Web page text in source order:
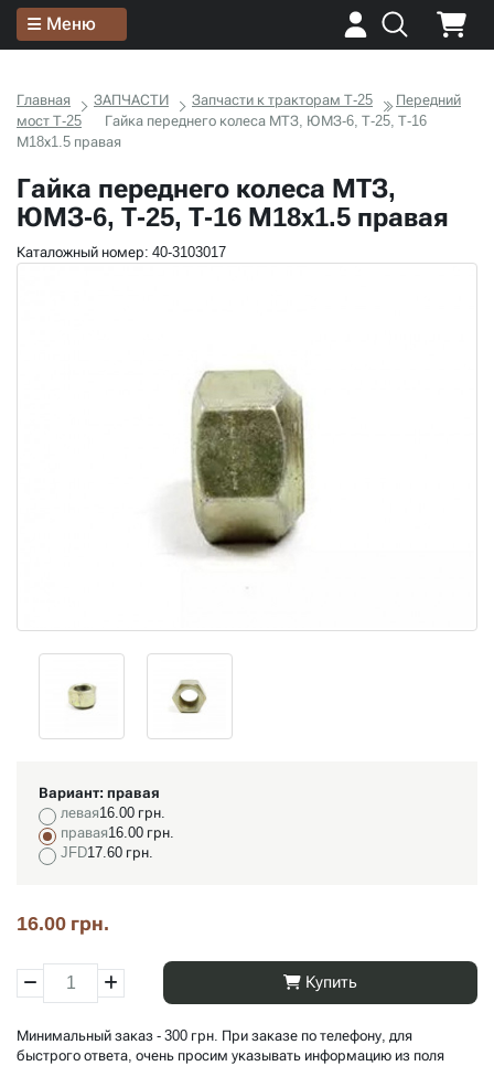
Меню
Главная ЗАПЧАСТИ Запчасти к тракторам Т-25
Передний
мост Т-25
Гайка переднего колеса МТЗ, ЮМЗ-6, Т-25, Т-16
М18х1.5 правая
Гайка переднего колеса МТЗ,
ЮМЗ-6, Т-25, Т-16 М18х1.5 правая
Каталожный номер: 40-3103017
Вариант: правая
левая16.00 грн.
правая16.00 грн.
JFD17.60 грн.
16.00 грн.
Купить
Минимальный заказ - 300 грн. При заказе по телефону, для
быстрого ответа, очень просим указывать информацию из поля